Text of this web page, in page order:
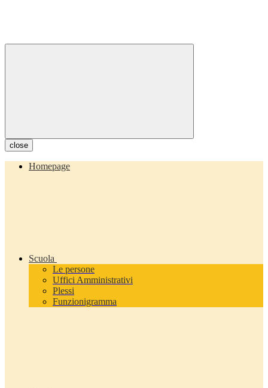
close
Homepage
Scuola
Le persone
Uffici Amministrativi
Plessi
Funzionigramma